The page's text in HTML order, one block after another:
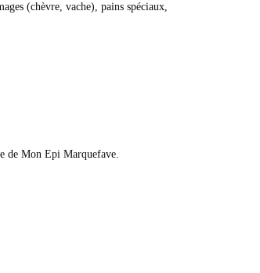
(chèvre, vache), pains spéciaux,
de Mon Epi Marquefave.